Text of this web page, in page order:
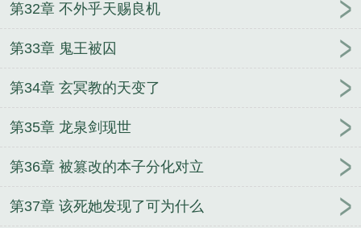
第32章 不外乎天赐良机
第33章 鬼王被囚
第34章 玄冥教的天变了
第35章 龙泉剑现世
第36章 被篡改的本子分化对立
第37章 该死她发现了可为什么